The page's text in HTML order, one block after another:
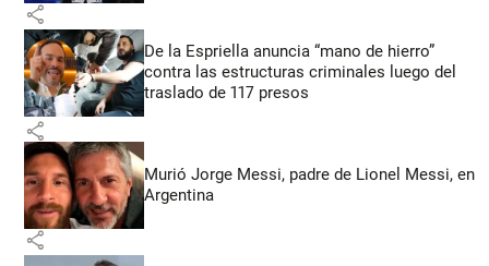
share
De la Espriella anuncia “mano de hierro”
contra las estructuras criminales luego del
traslado de 117 presos
share
Murió Jorge Messi, padre de Lionel Messi, en
Argentina
share